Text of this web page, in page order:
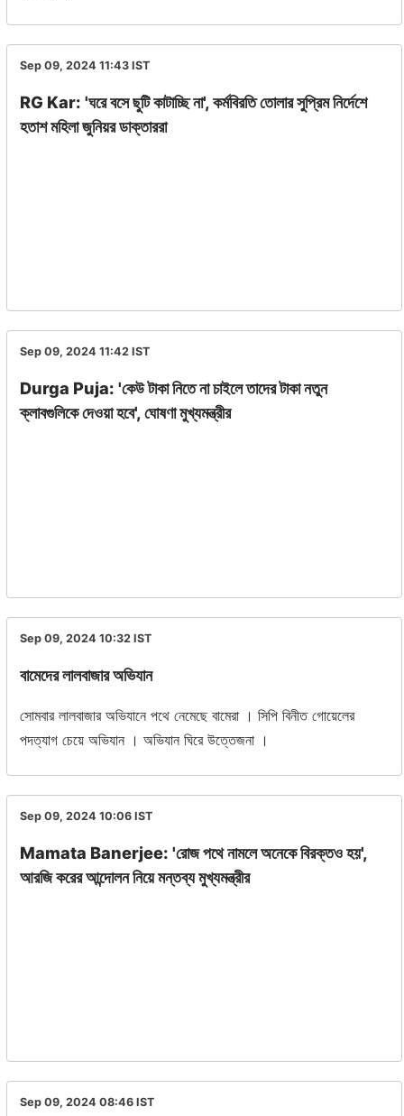
Sep 09, 2024 11:43 IST
RG Kar: 'ঘরে বসে ছুটি কাটাচ্ছি না', কর্মবিরতি তোলার সুপ্রিম নির্দেশে
হতাশ মহিলা জুনিয়র ডাক্তাররা
Sep 09, 2024 11:42 IST
Durga Puja: 'কেউ টাকা নিতে না চাইলে তাদের টাকা নতুন
ক্লাবগুলিকে দেওয়া হবে', ঘোষণা মুখ্যমন্ত্রীর
Sep 09, 2024 10:32 IST
বামেদের লালবাজার অভিযান
সোমবার লালবাজার অভিযানে পথে নেমেছে বামেরা । সিপি বিনীত গোয়েলের
পদত্যাগ চেয়ে অভিযান । অভিযান ঘিরে উত্তেজনা ।
Sep 09, 2024 10:06 IST
Mamata Banerjee: 'রোজ পথে নামলে অনেকে বিরক্তও হয়',
আরজি করের আন্দোলন নিয়ে মন্তব্য মুখ্যমন্ত্রীর
Sep 09, 2024 08:46 IST